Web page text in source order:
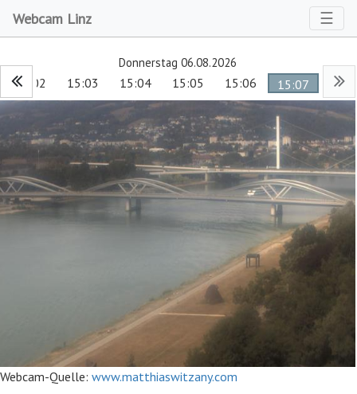
Webcam Linz ☰
Donnerstag 06.08.2026
15:02 15:03 15:04 15:05 15:06 15:07
Webcam-Quelle: www.matthiaswitzany.com